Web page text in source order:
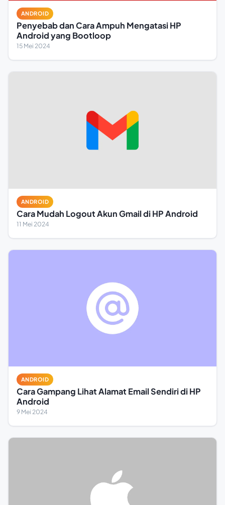
ANDROID
Penyebab dan Cara Ampuh Mengatasi HP
Android yang Bootloop
15 Mei 2024
ANDROID
Cara Mudah Logout Akun Gmail di HP Android
11 Mei 2024
ANDROID
Cara Gampang Lihat Alamat Email Sendiri di HP
Android
9 Mei 2024